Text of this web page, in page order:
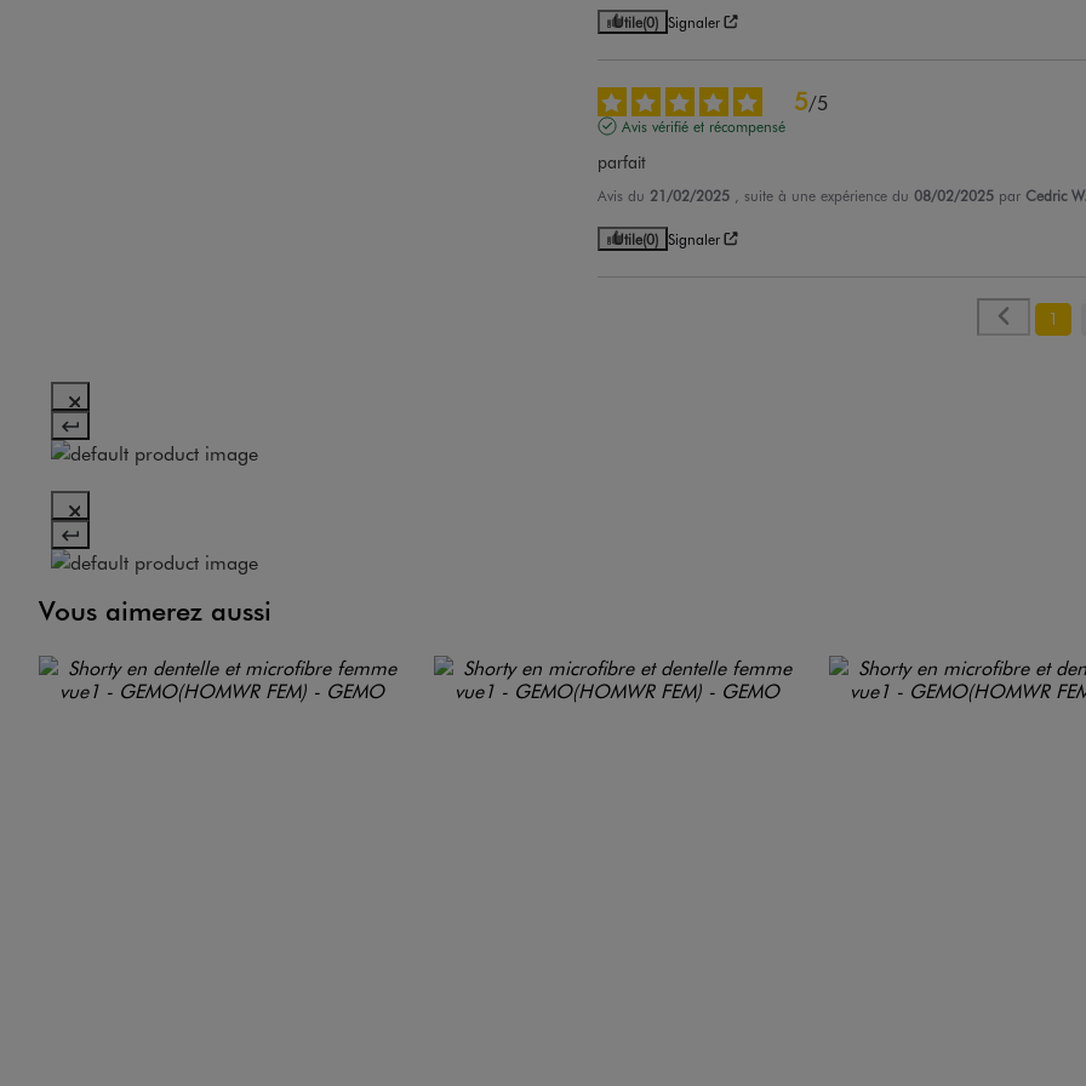
Utile(0) Signaler
5/5
Avis vérifié et récompensé
parfait
Avis du 21/02/2025 , suite à une expérience du 08/02/2025 par Cedric W.
Utile(0) Signaler
1
Vous aimerez aussi